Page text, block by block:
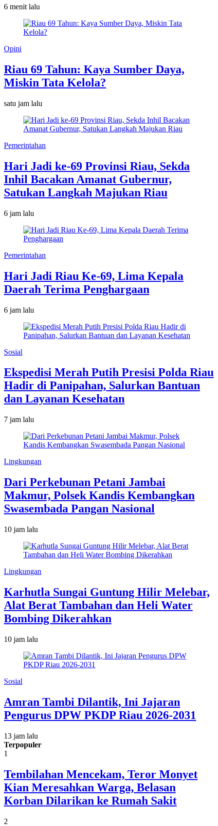
6 menit lalu
Opini
Riau 69 Tahun: Kaya Sumber Daya,
Miskin Tata Kelola?
satu jam lalu
Pemerintahan
Hari Jadi ke-69 Provinsi Riau, Sekda
Inhil Bacakan Amanat Gubernur,
Satukan Langkah Majukan Riau
6 jam lalu
Pemerintahan
Hari Jadi Riau Ke-69, Lima Kepala
Daerah Terima Penghargaan
6 jam lalu
Sosial
Ekspedisi Merah Putih Presisi Polda Riau
Hadir di Panipahan, Salurkan Bantuan
dan Layanan Kesehatan
7 jam lalu
Lingkungan
Dari Perkebunan Petani Jambai
Makmur, Polsek Kandis Kembangkan
Swasembada Pangan Nasional
10 jam lalu
Lingkungan
Karhutla Sungai Guntung Hilir Melebar,
Alat Berat Tambahan dan Heli Water
Bombing Dikerahkan
10 jam lalu
Sosial
Amran Tambi Dilantik, Ini Jajaran
Pengurus DPW PKDP Riau 2026-2031
13 jam lalu
Terpopuler
1
Tembilahan Mencekam, Teror Monyet
Kian Meresahkan Warga, Belasan
Korban Dilarikan ke Rumah Sakit
2